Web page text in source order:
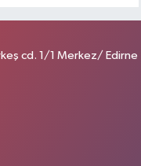
cd. 1/1 Merkez/ Edirne